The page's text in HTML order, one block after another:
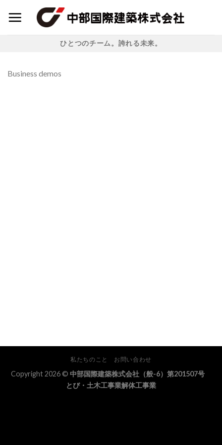
ひとつのチーム。誇れる未来。
Business demos
私たちのこと お問い合わせ
Copyright 2026 © 中部国際建築株式会社（般-6）第201507号
とび・土木工事業解体工事業